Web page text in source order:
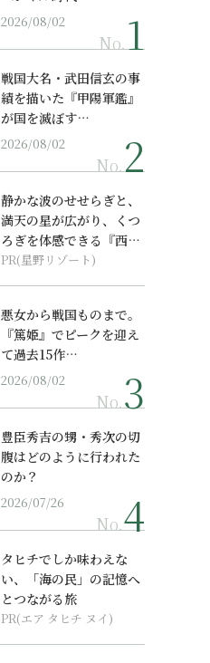
2026/08/02
No.
戦国大名・武田信玄の事
績を描いた『甲陽軍鑑』
が国を滅ぼす…
2026/08/02
No.
静かな波のせせらぎと、
満天の星が広がり、くつ
ろぎを体感できる『西表
島ホテル by...
PR(星野リゾート)
悪女から戦国ものまで。
『篤姫』でピークを迎え
て過去15作…
2026/08/02
No.
豊臣秀吉の甥・秀次の切
腹はどのように行われた
のか？
2026/07/26
No.
タヒチでしか味わえな
い、「海の民」の記憶へ
とつながる旅
PR(エア タヒチ ヌイ)